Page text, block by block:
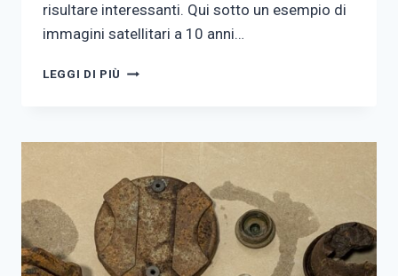
risultare interessanti. Qui sotto un esempio di
immagini satellitari a 10 anni…
LEGGI DI PIÙ LE